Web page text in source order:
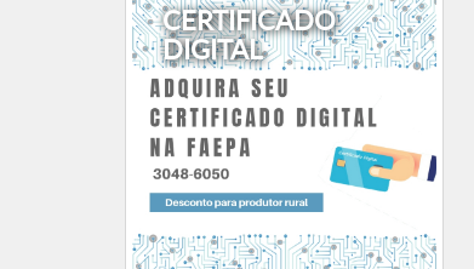
CERTIFICADO
DIGITAL